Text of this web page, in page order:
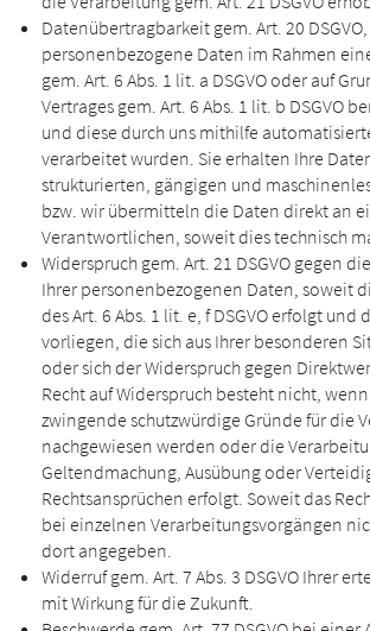
Datenübertragbarkeit gem. Art. 20
personenbezogene Daten im Rahmen
gem. Art. 6 Abs. 1 lit. a DSGVO oder auf
Vertrages gem. Art. 6 Abs. 1 lit. b DSGVO
und diese durch uns mithilfe
verarbeitet wurden. Sie erhalten Ihre
strukturierten, gängigen und
bzw. wir übermitteln die Daten direkt an
Verantwortlichen, soweit dies technisch
Widerspruch gem. Art. 21 DSGVO gegen
Ihrer personenbezogenen Daten, soweit
des Art. 6 Abs. 1 lit. e, f DSGVO erfolgt und
vorliegen, die sich aus Ihrer besonderen
oder sich der Widerspruch gegen
Recht auf Widerspruch besteht nicht,
zwingende schutzwürdige Gründe für die
nachgewiesen werden oder die
Geltendmachung, Ausübung oder
Rechtsansprüchen erfolgt. Soweit das
bei einzelnen Verarbeitungsvorgängen
dort angegeben.
Widerruf gem. Art. 7 Abs. 3 DSGVO Ihrer
mit Wirkung für die Zukunft.